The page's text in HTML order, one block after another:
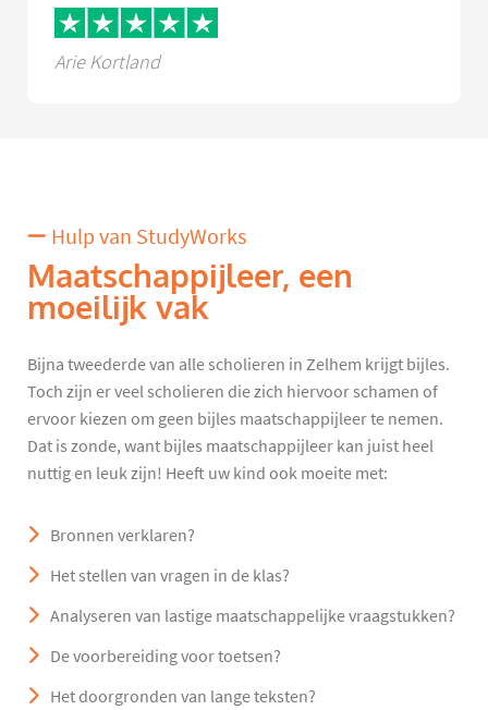
Arie Kortland
Hulp van StudyWorks
Maatschappijleer, een
moeilijk vak
Bijna tweederde van alle scholieren in Zelhem krijgt bijles.
Toch zijn er veel scholieren die zich hiervoor schamen of
ervoor kiezen om geen bijles maatschappijleer te nemen.
Dat is zonde, want bijles maatschappijleer kan juist heel
nuttig en leuk zijn! Heeft uw kind ook moeite met:
Bronnen verklaren?
Het stellen van vragen in de klas?
Analyseren van lastige maatschappelijke vraagstukken?
De voorbereiding voor toetsen?
Het doorgronden van lange teksten?